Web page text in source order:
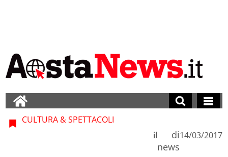
CULTURA & SPETTACOLI
di
news
il 14/03/2017